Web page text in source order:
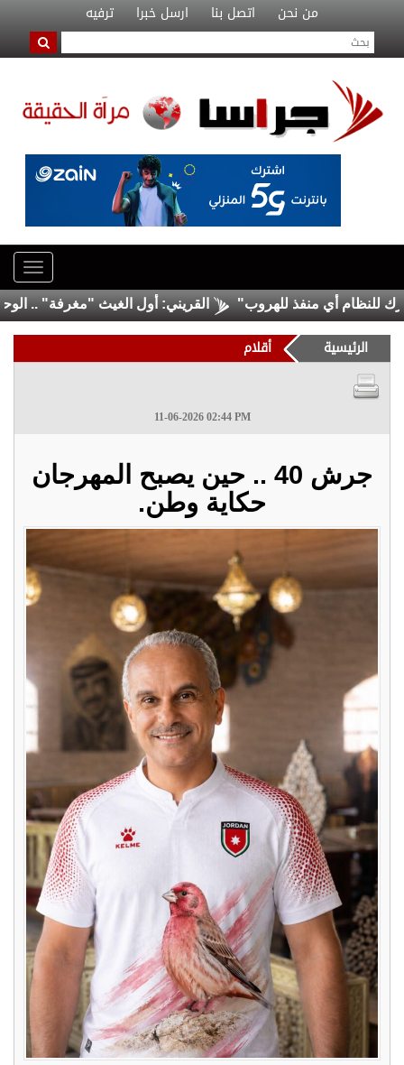
من نحن اتصل بنا ارسل خبرا ترفيه
أي منفذ للهروب" القريني: أول الغيث "مغرفة" .. الوحدات
الرئيسية أقلام
11-06-2026 02:44 PM
جرش 40 .. حين يصبح المهرجان
حكاية وطن.